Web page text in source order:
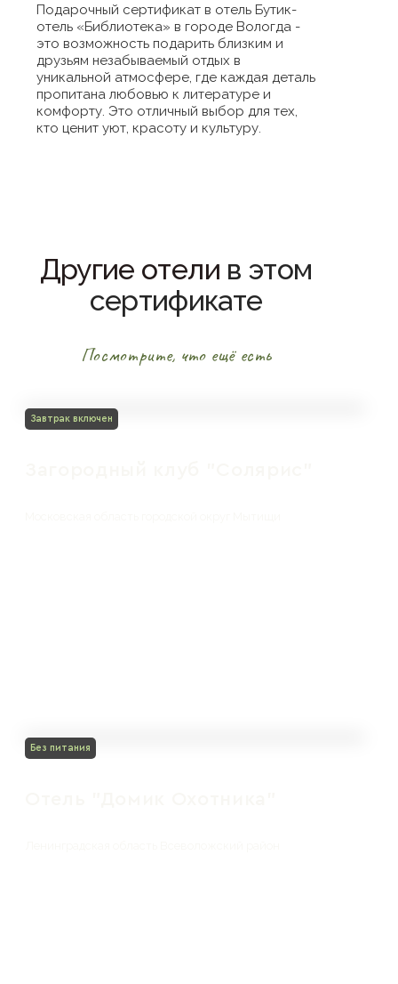
Подарочный сертификат в отель Бутик-
отель «Библиотека» в городе Вологда -
это возможность подарить близким и
друзьям незабываемый отдых в
уникальной атмосфере, где каждая деталь
пропитана любовью к литературе и
комфорту. Это отличный выбор для тех,
кто ценит уют, красоту и культуру.
Другие отели в этом
сертификате
Посмотрите, что ещё есть
Завтрак включен
Без питания